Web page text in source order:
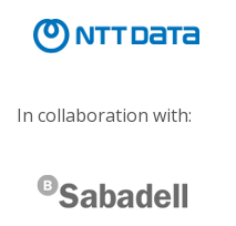
In collaboration with: